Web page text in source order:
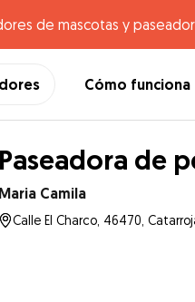
de mascotas y
Cómo funciona
Paseadora de
Maria Camila
Calle El Charco, 46470,